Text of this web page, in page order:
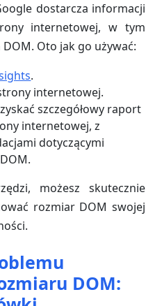
dostarcza informacji
internetowej, w tym
Oto jak go używać:
.
internetowej.
szczegółowy raport
internetowej, z
dotyczącymi
możesz skutecznie
rozmiar DOM swojej
DOM: